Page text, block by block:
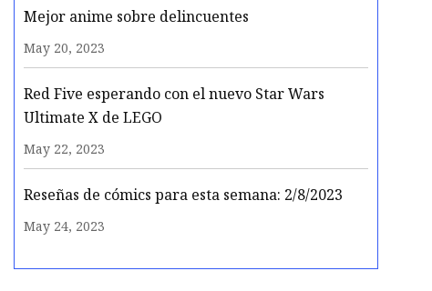
Mejor anime sobre delincuentes
May 20, 2023
Red Five esperando con el nuevo Star Wars
Ultimate X de LEGO
May 22, 2023
Reseñas de cómics para esta semana: 2/8/2023
May 24, 2023